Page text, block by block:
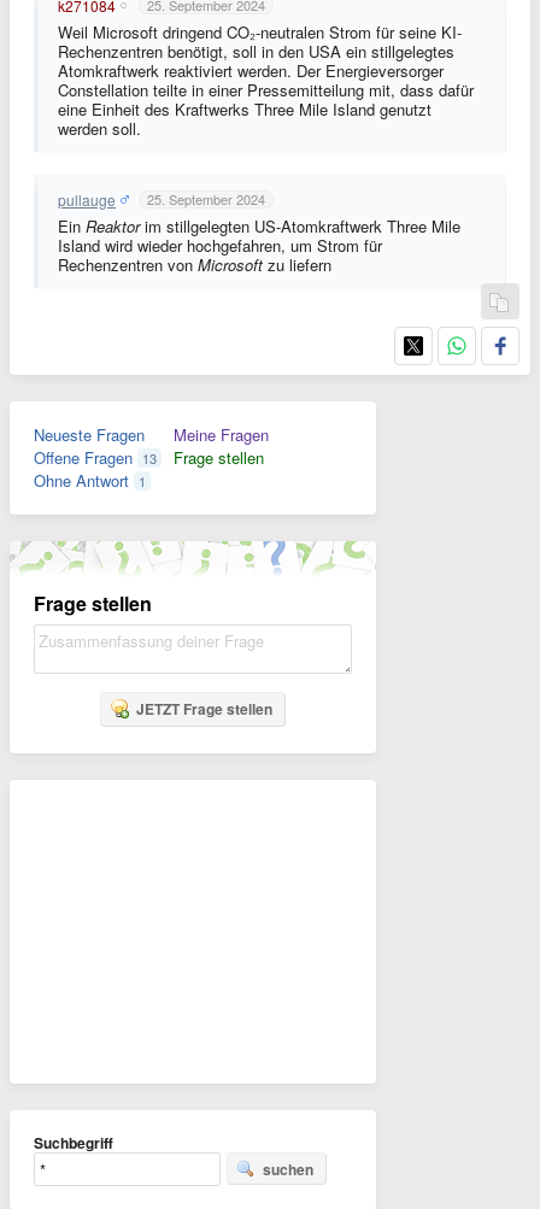
k271084 25. September 2024
Weil Microsoft dringend CO₂-neutralen Strom für seine KI-
Rechenzentren benötigt, soll in den USA ein stillgelegtes
Atomkraftwerk reaktiviert werden. Der Energieversorger
Constellation teilte in einer Pressemitteilung mit, dass dafür
eine Einheit des Kraftwerks Three Mile Island genutzt
werden soll.
pullauge 25. September 2024
Ein Reaktorim stillgelegten US-Atomkraftwerk Three Mile
Island wird wieder hochgefahren, um Strom für
Rechenzentren von Microsoft zu liefern
Neueste Fragen
Offene Fragen 13
Ohne Antwort 1
Meine Fragen
Frage stellen
Frage stellen
JETZT Frage stellen
Suchbegriff
suchen